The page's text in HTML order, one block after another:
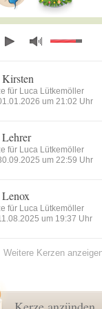
für Luca Lütkemöller
um 21:02 Uhr
für Luca Lütkemöller
um 22:59 Uhr
für Luca Lütkemöller
um 19:37 Uhr
Weitere Kerzen